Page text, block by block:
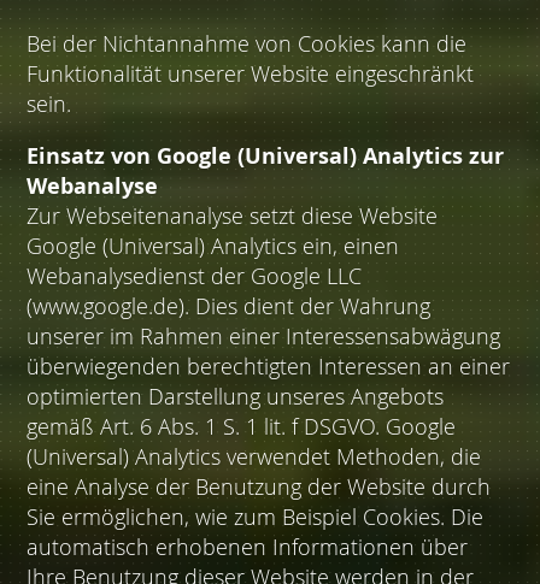
Bei der Nichtannahme von Cookies kann die
Funktionalität unserer Website eingeschränkt
sein.
Einsatz von Google (Universal) Analytics zur
Webanalyse
Zur Webseitenanalyse setzt diese Website
Google (Universal) Analytics ein, einen
Webanalysedienst der Google LLC
(www.google.de). Dies dient der Wahrung
unserer im Rahmen einer Interessensabwägung
überwiegenden berechtigten Interessen an einer
optimierten Darstellung unseres Angebots
gemäß Art. 6 Abs. 1 S. 1 lit. f DSGVO. Google
(Universal) Analytics verwendet Methoden, die
eine Analyse der Benutzung der Website durch
Sie ermöglichen, wie zum Beispiel Cookies. Die
automatisch erhobenen Informationen über
Ihre Benutzung dieser Website werden in der